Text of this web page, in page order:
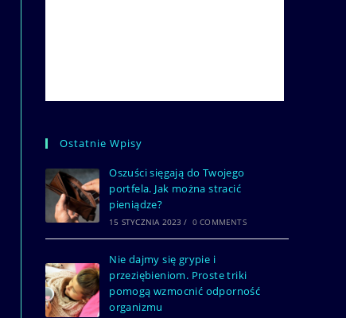
Ostatnie Wpisy
Oszuści sięgają do Twojego
portfela. Jak można stracić
pieniądze?
15 STYCZNIA 2023 / 0 COMMENTS
Nie dajmy się grypie i
przeziębieniom. Proste triki
pomogą wzmocnić odporność
organizmu